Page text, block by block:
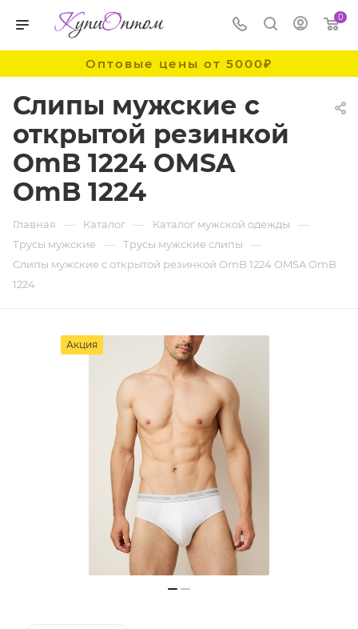
0
Оптовые цены от 5000₽
Слипы мужские с
открытой резинкой
OmB 1224 OMSA
OmB 1224
Главная — Каталог — Каталог мужской одежды —
Трусы мужские — Трусы мужские слипы —
Слипы мужские с открытой резинкой OmB 1224 OMSA OmB
1224
Акция